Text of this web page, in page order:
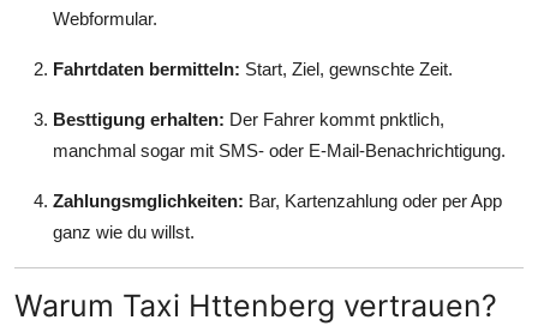
Webformular.
Fahrtdaten bermitteln: Start, Ziel, gewnschte Zeit.
Besttigung erhalten: Der Fahrer kommt pnktlich,
manchmal sogar mit SMS- oder E-Mail-Benachrichtigung.
Zahlungsmglichkeiten: Bar, Kartenzahlung oder per App
ganz wie du willst.
Warum Taxi Httenberg vertrauen?